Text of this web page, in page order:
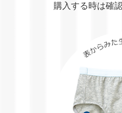
購入する時は確